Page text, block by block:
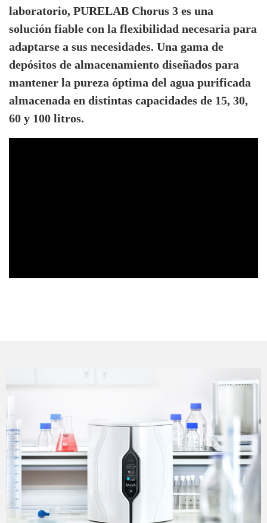
laboratorio, PURELAB Chorus 3 es una
solución fiable con la flexibilidad necesaria para
adaptarse a sus necesidades. Una gama de
depósitos de almacenamiento diseñados para
mantener la pureza óptima del agua purificada
almacenada en distintas capacidades de 15, 30,
60 y 100 litros.